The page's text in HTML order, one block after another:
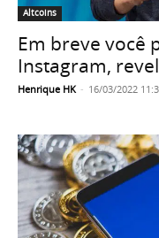
Altcoins
Em breve você
Instagram,
Henrique HK - 16/03/2022